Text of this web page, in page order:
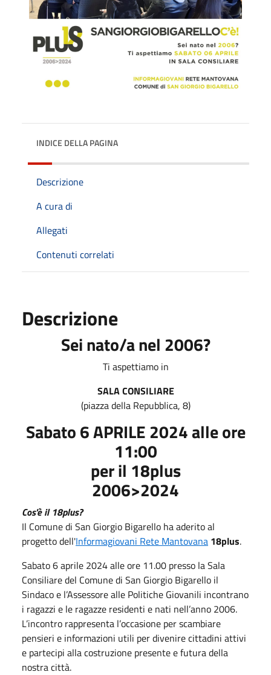
INDICE DELLA PAGINA
Descrizione
A cura di
Allegati
Contenuti correlati
Descrizione
Sei nato/a nel 2006?
Ti aspettiamo in
SALA CONSILIARE
(piazza della Repubblica, 8)
Sabato 6 APRILE 2024alle ore
11:00
per il 18plus
2006>2024
Cos'è il 18plus?
Il Comune di San Giorgio Bigarello ha aderito al
progetto dell'Informagiovani Rete Mantovana 18plus.
Sabato 6 aprile 2024 alle ore 11.00 presso la Sala
Consiliare del Comune di San Giorgio Bigarello il
Sindaco e l’Assessore alle Politiche Giovanili incontrano
i ragazzi e le ragazze residenti e nati nell’anno 2006.
L’incontro rappresenta l’occasione per scambiare
pensieri e informazioni utili per divenire cittadini attivi
e partecipi alla costruzione presente e futura della
nostra città.